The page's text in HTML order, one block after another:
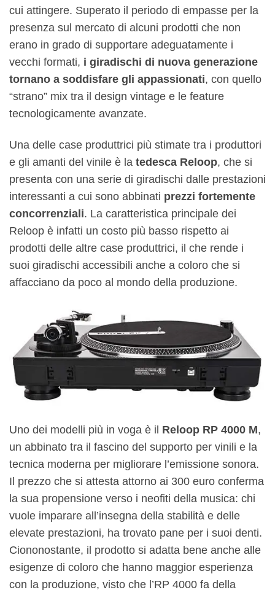
cui attingere. Superato il periodo di empasse per la
presenza sul mercato di alcuni prodotti che non
erano in grado di supportare adeguatamente i
vecchi formati, i giradischi di nuova generazione
tornano a soddisfare gli appassionati, con quello
“strano” mix tra il design vintage e le feature
tecnologicamente avanzate.
Una delle case produttrici più stimate tra i produttori
e gli amanti del vinile è la tedesca Reloop, che si
presenta con una serie di giradischi dalle prestazioni
interessanti a cui sono abbinati prezzi fortemente
concorrenziali. La caratteristica principale dei
Reloop è infatti un costo più basso rispetto ai
prodotti delle altre case produttrici, il che rende i
suoi giradischi accessibili anche a coloro che si
affacciano da poco al mondo della produzione.
Uno dei modelli più in voga è il Reloop RP 4000 M,
un abbinato tra il fascino del supporto per vinili e la
tecnica moderna per migliorare l’emissione sonora.
Il prezzo che si attesta attorno ai 300 euro conferma
la sua propensione verso i neofiti della musica: chi
vuole imparare all’insegna della stabilità e delle
elevate prestazioni, ha trovato pane per i suoi denti.
Ciononostante, il prodotto si adatta bene anche alle
esigenze di coloro che hanno maggior esperienza
con la produzione, visto che l’RP 4000 fa della